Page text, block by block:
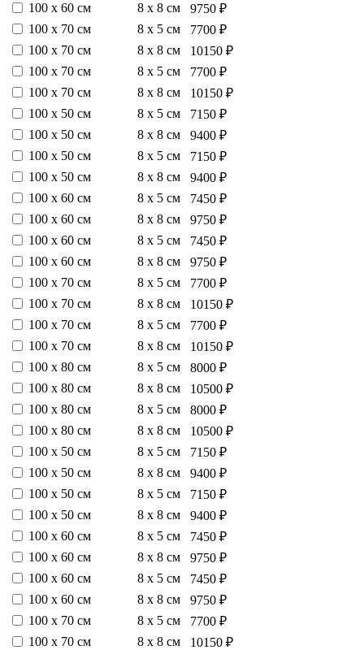
100 х 60 см
8 х 8 см
9750 ₽
100 х 70 см
8 х 5 см
7700 ₽
100 х 70 см
8 х 8 см
10150 ₽
100 х 70 см
8 х 5 см
7700 ₽
100 х 70 см
8 х 8 см
10150 ₽
100 х 50 см
8 х 5 см
7150 ₽
100 х 50 см
8 х 8 см
9400 ₽
100 х 50 см
8 х 5 см
7150 ₽
100 х 50 см
8 х 8 см
9400 ₽
100 х 60 см
8 х 5 см
7450 ₽
100 х 60 см
8 х 8 см
9750 ₽
100 х 60 см
8 х 5 см
7450 ₽
100 х 60 см
8 х 8 см
9750 ₽
100 х 70 см
8 х 5 см
7700 ₽
100 х 70 см
8 х 8 см
10150 ₽
100 х 70 см
8 х 5 см
7700 ₽
100 х 70 см
8 х 8 см
10150 ₽
100 х 80 см
8 х 5 см
8000 ₽
100 х 80 см
8 х 8 см
10500 ₽
100 х 80 см
8 х 5 см
8000 ₽
100 х 80 см
8 х 8 см
10500 ₽
100 х 50 см
8 х 5 см
7150 ₽
100 х 50 см
8 х 8 см
9400 ₽
100 х 50 см
8 х 5 см
7150 ₽
100 х 50 см
8 х 8 см
9400 ₽
100 х 60 см
8 х 5 см
7450 ₽
100 х 60 см
8 х 8 см
9750 ₽
100 х 60 см
8 х 5 см
7450 ₽
100 х 60 см
8 х 8 см
9750 ₽
100 х 70 см
8 х 5 см
7700 ₽
100 х 70 см
8 х 8 см
10150 ₽